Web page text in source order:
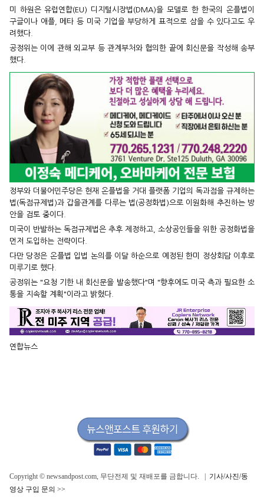
미 하원은 유럽연합(EU) 디지털시장법(DMA)을 모델로 한 한국의 온플법이
구글이나 애플, 메타 등 미국 기업을 부당하게 표적으로 삼을 수 있다고도 우
려했다.
공정위는 이에 관해 외교부 등 관계부처와 협의한 끝에 회신문을 작성해 송부
했다.
정부와 더불어민주당은 현재 온플법을 거대 플랫폼 기업의 독과점을 규제하는
법(독점규제법)과 갑을관계를 다루는 법(공정화법)으로 이원화해 추진하는 방
안을 검토 중이다.
미국이 반발하는 독점규제법은 추후 제정하고, 소상공인들을 위한 공정화법을
먼저 도입하는 전략이다.
다만 당정은 온플법 입법 논의를 이달 하순으로 예정된 한미 정상회담 이후로
미루기로 했다.
공정위는 "요청 기한 내 회신문을 발송했다"며 "향후에도 미국 측과 필요한 소
통을 지속할 계획"이라고 밝혔다.
연합뉴스
Copyright © newsandpost.com, 무단전제 및 재배포를 금합니다. | 기사/사진/동
영상 구입 문의 >>